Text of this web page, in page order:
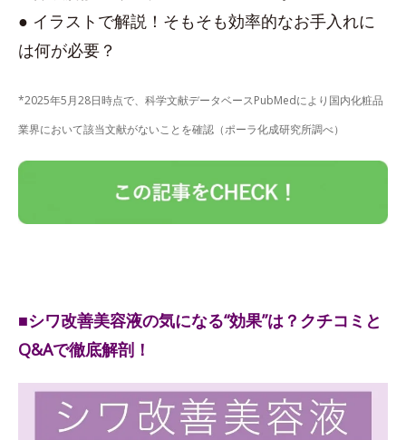
● イラストで解説！そもそも効率的なお手入れに
は何が必要？
*2025年5月28日時点で、科学文献データベースPubMedにより国内化粧品
業界において該当文献がないことを確認（ポーラ化成研究所調べ）
■シワ改善美容液の気になる“効果”は？クチコミと
Q&Aで徹底解剖！